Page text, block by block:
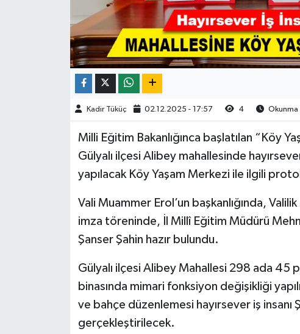
Kadir Tüküç 02.12.2025 - 17:57 4 Okunma
Milli Eğitim Bakanlığınca başlatılan “Köy
Gülyalı ilçesi Alibey mahallesinde
yapılacak Köy Yaşam Merkezi ile ilgili
Vali Muammer Erol’un başkanlığında,
imza töreninde, İl Millî Eğitim Müdürü
Şanser Şahin hazır bulundu.
Gülyalı ilçesi Alibey Mahallesi 298 ada 45
binasında mimari fonksiyon değişikliği
ve bahçe düzenlemesi hayırsever iş insanı
gerçekleştirilecek.